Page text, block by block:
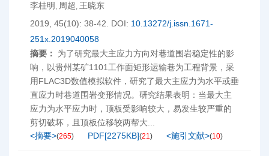
李桂明 , 周超 , 王晓东
2019, 45(10): 38-42.
DOI: 10.13272/j.issn.1671-
251x.2019040058
摘要：
为了研究最大主应力方向对巷道围岩稳定性的影
响，以贵州某矿1101工作面矩形运输巷为工程背景，采
用FLAC3D数值模拟软件，研究了最大主应力为水平或垂
直应力时巷道围岩变形情况。研究结果表明：当最大主
应力为水平应力时，顶板受影响较大，易发生较严重的
剪切破坏，且顶板位移较两帮大...
<摘要>(265) PDF[2275KB](21) <施引文献>(10)